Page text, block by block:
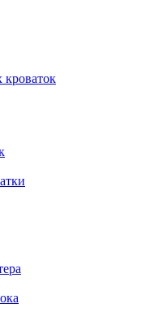
кроваток